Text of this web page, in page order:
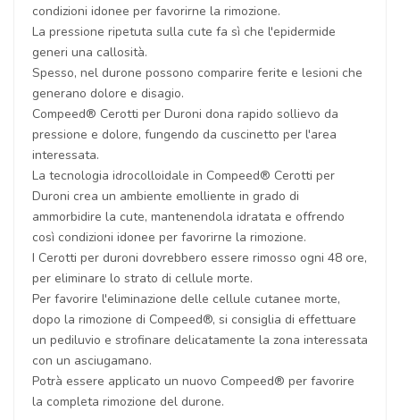
condizioni idonee per favorirne la rimozione.
La pressione ripetuta sulla cute fa sì che l'epidermide
generi una callosità.
Spesso, nel durone possono comparire ferite e lesioni che
generano dolore e disagio.
Compeed® Cerotti per Duroni dona rapido sollievo da
pressione e dolore, fungendo da cuscinetto per l'area
interessata.
La tecnologia idrocolloidale in Compeed® Cerotti per
Duroni crea un ambiente emolliente in grado di
ammorbidire la cute, mantenendola idratata e offrendo
così condizioni idonee per favorirne la rimozione.
I Cerotti per duroni dovrebbero essere rimosso ogni 48 ore,
per eliminare lo strato di cellule morte.
Per favorire l'eliminazione delle cellule cutanee morte,
dopo la rimozione di Compeed®, si consiglia di effettuare
un pediluvio e strofinare delicatamente la zona interessata
con un asciugamano.
Potrà essere applicato un nuovo Compeed® per favorire
la completa rimozione del durone.